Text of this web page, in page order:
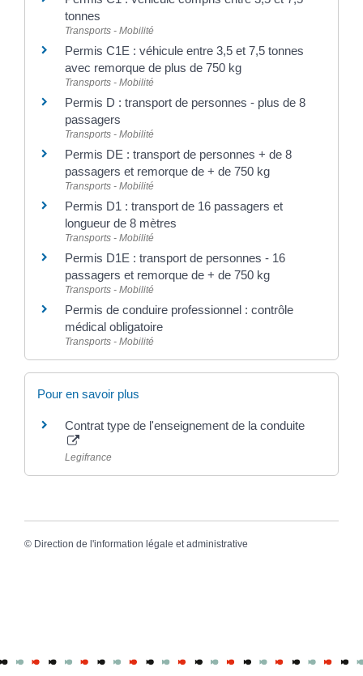
tonnes
Transports - Mobilité
Permis C1E : véhicule entre 3,5 et 7,5 tonnes
avec remorque de plus de 750 kg
Transports - Mobilité
Permis D : transport de personnes - plus de 8
passagers
Transports - Mobilité
Permis DE : transport de personnes + de 8
passagers et remorque de + de 750 kg
Transports - Mobilité
Permis D1 : transport de 16 passagers et
longueur de 8 mètres
Transports - Mobilité
Permis D1E : transport de personnes - 16
passagers et remorque de + de 750 kg
Transports - Mobilité
Permis de conduire professionnel : contrôle
médical obligatoire
Transports - Mobilité
Pour en savoir plus
Contrat type de l'enseignement de la conduite
Legifrance
© Direction de l'information légale et administrative